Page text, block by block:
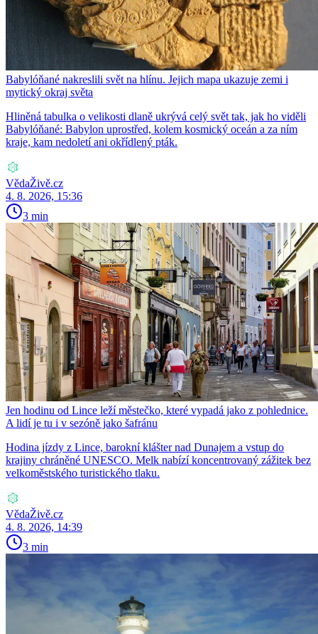
Babylóňané nakreslili svět na hlínu. Jejich mapa ukazuje zemi i
mytický okraj světa
Hliněná tabulka o velikosti dlaně ukrývá celý svět tak, jak ho viděli
Babylóňané: Babylon uprostřed, kolem kosmický oceán a za ním
kraje, kam nedoletí ani okřídlený pták.
VědaŽivě.cz
4. 8. 2026, 15:36
3 min
Jen hodinu od Lince leží městečko, které vypadá jako z pohlednice.
A lidí je tu i v sezóně jako šafránu
Hodina jízdy z Lince, barokní klášter nad Dunajem a vstup do
krajiny chráněné UNESCO. Melk nabízí koncentrovaný zážitek bez
velkoměstského turistického tlaku.
VědaŽivě.cz
4. 8. 2026, 14:39
3 min